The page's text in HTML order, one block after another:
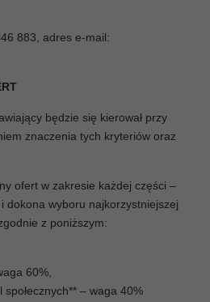
883, adres e-mail:
będzie się kierował przy
znaczenia tych kryteriów oraz
ofert w zakresie każdej części –
dokona wyboru najkorzystniejszej
z poniższym:
60%,
społecznych** – waga 40%